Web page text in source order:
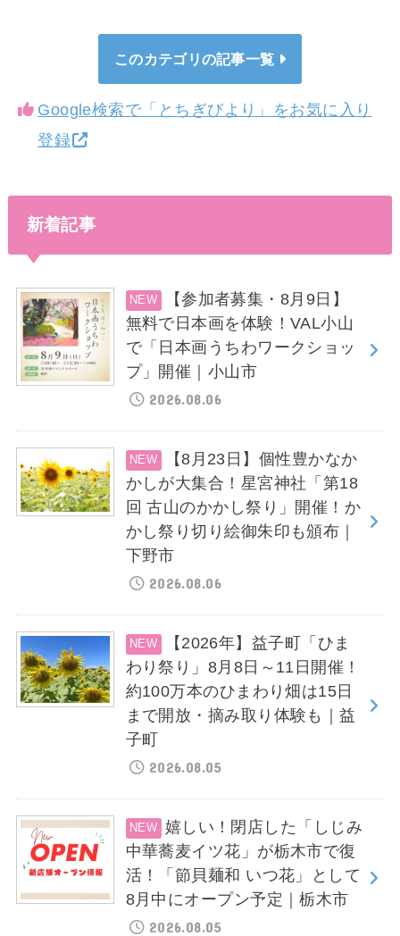
このカテゴリの記事一覧
Google検索で「とちぎびより」をお気に入り
登録
新着記事
【参加者募集・8月9日】
無料で日本画を体験！VAL小山
で「日本画うちわワークショッ
プ」開催｜小山市
2026.08.06
【8月23日】個性豊かなか
かしが大集合！星宮神社「第18
回 古山のかかし祭り」開催！か
かし祭り切り絵御朱印も頒布｜
下野市
2026.08.06
【2026年】益子町「ひま
わり祭り」8月8日～11日開催！
約100万本のひまわり畑は15日
まで開放・摘み取り体験も｜益
子町
2026.08.05
嬉しい！閉店した「しじみ
中華蕎麦イツ花」が栃木市で復
活！「節貝麺和 いつ花」として
8月中にオープン予定｜栃木市
2026.08.05